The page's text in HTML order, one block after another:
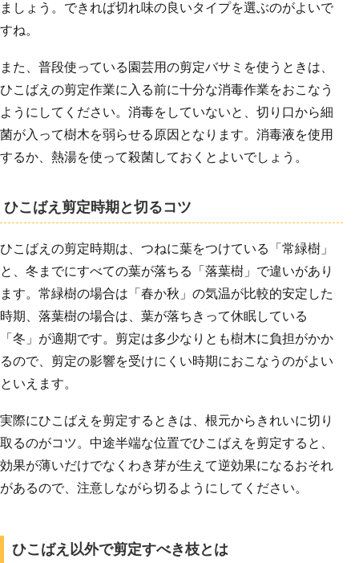
ましょう。できれば切れ味の良いタイプを選ぶのがよいで
すね。
また、普段使っている園芸用の剪定バサミを使うときは、
ひこばえの剪定作業に入る前に十分な消毒作業をおこなう
ようにしてください。消毒をしていないと、切り口から細
菌が入って樹木を弱らせる原因となります。消毒液を使用
するか、熱湯を使って殺菌しておくとよいでしょう。
ひこばえ剪定時期と切るコツ
ひこばえの剪定時期は、つねに葉をつけている「常緑樹」
と、冬までにすべての葉が落ちる「落葉樹」で違いがあり
ます。常緑樹の場合は「春か秋」の気温が比較的安定した
時期、落葉樹の場合は、葉が落ちきって休眠している
「冬」が適期です。剪定は多少なりとも樹木に負担がかか
るので、剪定の影響を受けにくい時期におこなうのがよい
といえます。
実際にひこばえを剪定するときは、根元からきれいに切り
取るのがコツ。中途半端な位置でひこばえを剪定すると、
効果が薄いだけでなくわき芽が生えて逆効果になるおそれ
があるので、注意しながら切るようにしてください。
ひこばえ以外で剪定すべき枝とは